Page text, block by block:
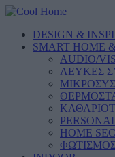
DESIGN &
SMART HOME
AUDIO/
ΛΕΥΚΕΣ
HOME